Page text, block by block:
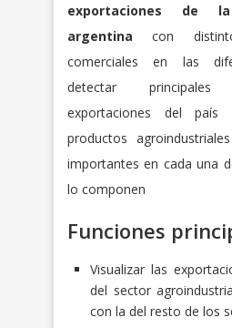
exportaciones de
argentina con
comerciales en las
detectar
exportaciones del
productos
importantes en cada una
lo componen
Funciones
Visualizar las
del sector
con la del resto de los